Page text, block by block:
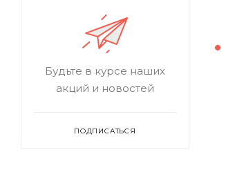
Будьте в курсе наших
акций и новостей
ПОДПИСАТЬСЯ